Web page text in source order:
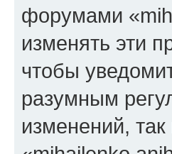
форумами
изменять эти
чтобы
разумным
изменений,